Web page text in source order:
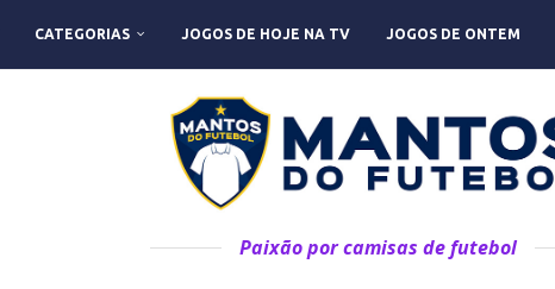
CATEGORIAS JOGOS DE HOJE NA TV JOGOS DE ONTEM
Paixão por camisas de futebol